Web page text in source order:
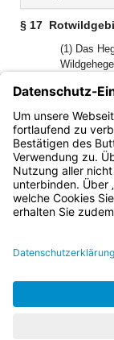
§ 17
(1) Das
(2)
oder eines
und zu
Bayern.de
BayernPortal
Impressum